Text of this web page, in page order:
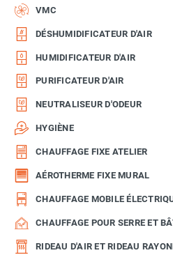
VMC
DÉSHUMIDIFICATEUR D'AIR
HUMIDIFICATEUR D'AIR
PURIFICATEUR D'AIR
NEUTRALISEUR D'ODEUR
HYGIÈNE
CHAUFFAGE FIXE ATELIER
AÉROTHERME FIXE MURAL
CHAUFFAGE MOBILE
CHAUFFAGE POUR SERRE ET
RIDEAU D'AIR ET RIDEAU